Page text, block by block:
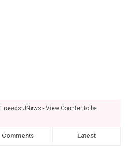
needs JNews - View Counter to be
Comments Latest